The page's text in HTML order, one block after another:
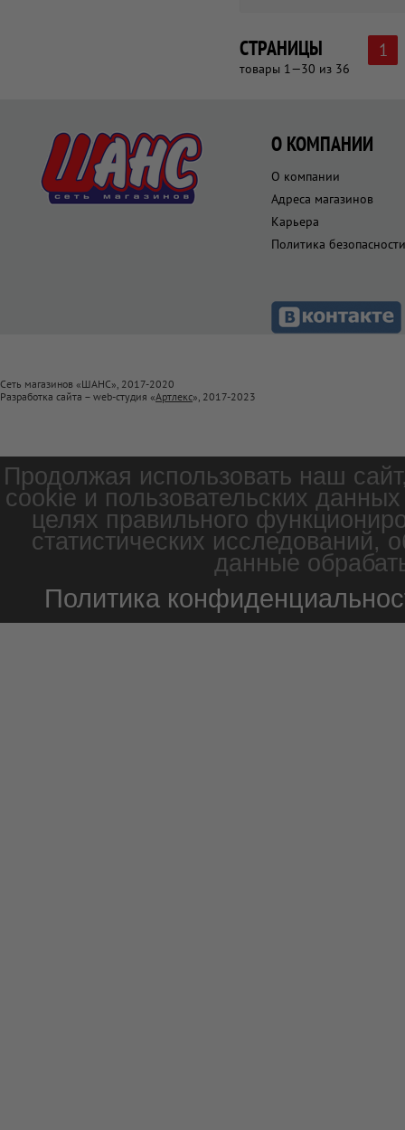
СТРАНИЦЫ
товары 1—30 из 36
1
О КОМПАНИИ
О компании
Адреса магазинов
Карьера
Политика безопасности
Сеть магазинов «ШАНС», 2017-2020
Разработка сайта – web-студия «Артлекс», 2017-2023
Продолжая использовать наш
cookie и пользовательских
целях правильного
статистических
данные
Политика